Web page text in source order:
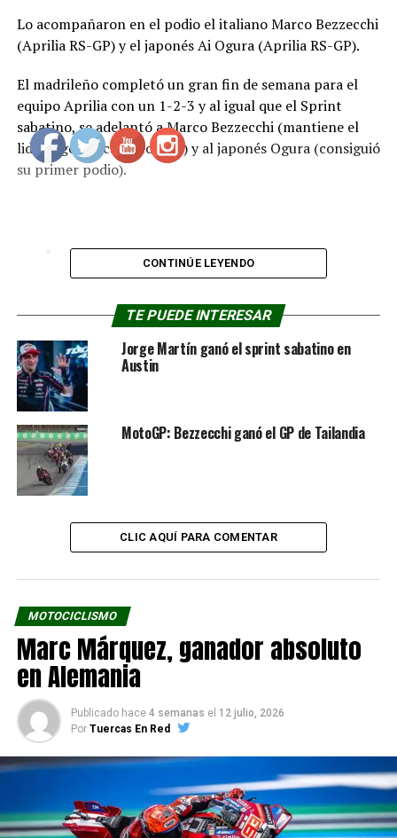
Lo acompañaron en el podio el italiano Marco Bezzecchi
(Aprilia RS-GP) y el japonés Ai Ogura (Aprilia RS-GP).
El madrileño completó un gran fin de semana para el
equipo Aprilia con un 1-2-3 y al igual que el Sprint
sabatino, se adelantó a Marco Bezzecchi (mantiene el
liderazgo del campeonato) y al japonés Ogura (consiguió
su primer podio).
ASPRILIA
CIRCUITO BUGATTI
PRINCIPAL
PRÓXIMA NOTICIA
Álex Márquez ganó el sprint en Barcelona-Cataluña
NO TE PIERDAS
Alex Márquez vencedor en el GP de España
CONTINÚE LEYENDO
TE PUEDE INTERESAR
Jorge Martín ganó el sprint sabatino en
Austin
MotoGP: Bezzecchi ganó el GP de Tailandia
CLIC AQUÍ PARA COMENTAR
MOTOCICLISMO
Marc Márquez, ganador absoluto
en Alemania
Publicado hace 4 semanas el 12 julio, 2026
Por Tuercas En Red